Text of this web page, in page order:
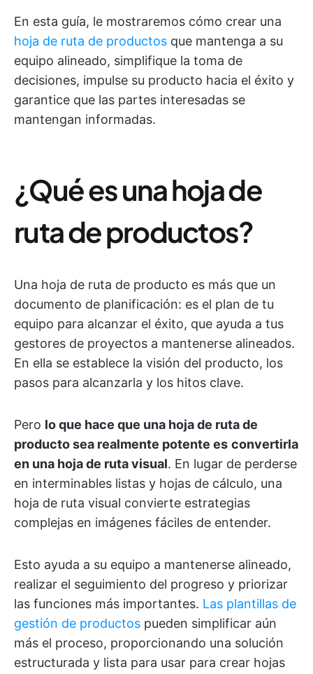
En esta guía, le mostraremos cómo crear una
hoja de ruta de productos que mantenga a su
equipo alineado, simplifique la toma de
decisiones, impulse su producto hacia el éxito y
garantice que las partes interesadas se
mantengan informadas.
¿Qué es una hoja de
ruta de productos?
Una hoja de ruta de producto es más que un
documento de planificación: es el plan de tu
equipo para alcanzar el éxito, que ayuda a tus
gestores de proyectos a mantenerse alineados.
En ella se establece la visión del producto, los
pasos para alcanzarla y los hitos clave.
Pero lo que hace que una hoja de ruta de
producto sea realmente potente es convertirla
en una hoja de ruta visual. En lugar de perderse
en interminables listas y hojas de cálculo, una
hoja de ruta visual convierte estrategias
complejas en imágenes fáciles de entender.
Esto ayuda a su equipo a mantenerse alineado,
realizar el seguimiento del progreso y priorizar
las funciones más importantes. Las plantillas de
gestión de productos pueden simplificar aún
más el proceso, proporcionando una solución
estructurada y lista para usar para crear hojas